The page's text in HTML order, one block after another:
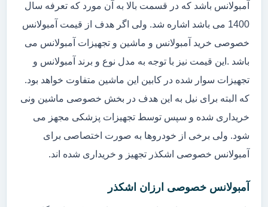
آمبولانس باشد که در قسمت بالا به آن مورد که تعرفه سال
1400 می باشد اشاره شد. ولی اگر هدف از قیمت آمبولانس
خصوصی خرید آمبولانس و ماشین و تجهیزات آمبولانس می
باشد .این قیمت نیز با توجه به مدل نوع و برند آمبولانس و
تجهیزات سوار شده در کابین این ماشین متفاوت خواهد بود.
که البته برای نیل به این هدف در بخش خصوصی ماشین ونی
خریداری شده و سپس توسط تجهیزات پزشکی مجهز می
شود. ولی برخی از خودروها به صورت اختصاصی برای
آمبولانس خصوصی اشکذر تجهیز و خریداری شده اند.
آمبولانس خصوصی ارزان اشکذر